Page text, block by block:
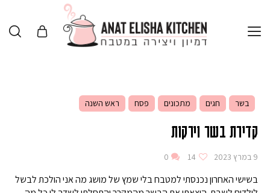
בשר חגים מתכונים פסח ראש השנה
קדירת בשר וירקות
9 במרץ 2023 14
0
בשישי האחרון נכנסתי למטבח בלי שמץ של מושג מה אני הולכת לבשל